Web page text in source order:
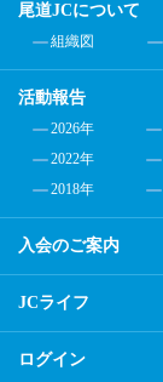
尾道JCについて
組織図
活動報告
2026年
2022年
2018年
入会のご案内
JCライフ
ログイン